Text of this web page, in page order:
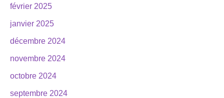
février 2025
janvier 2025
décembre 2024
novembre 2024
octobre 2024
septembre 2024